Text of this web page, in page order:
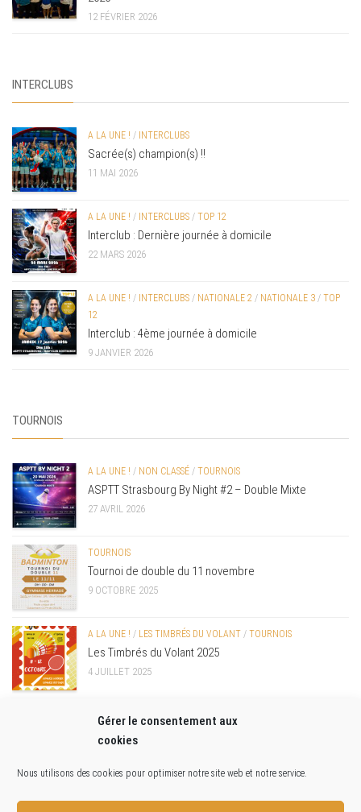
Gérer le consentement aux
cookies
Nous utilisons des cookies pour optimiser notre site web et notre service.
12 FÉVRIER 2026
INTERCLUBS
A LA UNE ! / INTERCLUBS
Sacrée(s) champion(s) !!
11 MAI 2026
A LA UNE ! / INTERCLUBS / TOP 12
Interclub : Dernière journée à domicile
22 MARS 2026
A LA UNE ! / INTERCLUBS / NATIONALE 2 / NATIONALE 3 / TOP
12
Interclub : 4ème journée à domicile
9 JANVIER 2026
TOURNOIS
A LA UNE ! / NON CLASSÉ / TOURNOIS
ASPTT Strasbourg By Night #2 – Double Mixte
27 AVRIL 2026
TOURNOIS
Tournoi de double du 11 novembre
9 OCTOBRE 2025
A LA UNE ! / LES TIMBRÉS DU VOLANT / TOURNOIS
Les Timbrés du Volant 2025
4 JUILLET 2025